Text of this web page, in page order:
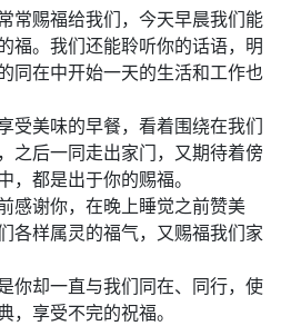
常赐福给我们，今天早晨我们能
福。我们还能聆听你的话语，明
同在中开始一天的生活和工作也
受美味的早餐，看着围绕在我们
之后一同走出家门，又期待着傍
，都是出于你的赐福。
感谢你，在晚上睡觉之前赞美
各样属灵的福气，又赐福我们家
你却一直与我们同在、同行，使
，享受不完的祝福。